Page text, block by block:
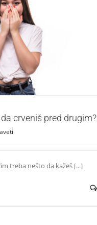
da crveniš pred drugim?
Saveti
crveniš pred drugim?
treba nešto da kažeš [...]